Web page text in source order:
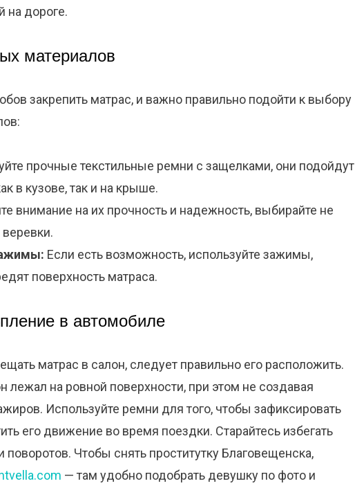
на дороге.
материалов
закрепить матрас, и важно правильно подойти к выбору
прочные текстильные ремни с защелками, они подойдут
в кузове, так и на крыше.
внимание на их прочность и надежность, выбирайте не
Если есть возможность, используйте зажимы,
поверхность матраса.
в автомобиле
матрас в салон, следует правильно его расположить.
лежал на ровной поверхности, при этом не создавая
Используйте ремни для того, чтобы зафиксировать
его движение во время поездки. Старайтесь избегать
Чтобы снять проститутку Благовещенска,
— там удобно подобрать девушку по фото и